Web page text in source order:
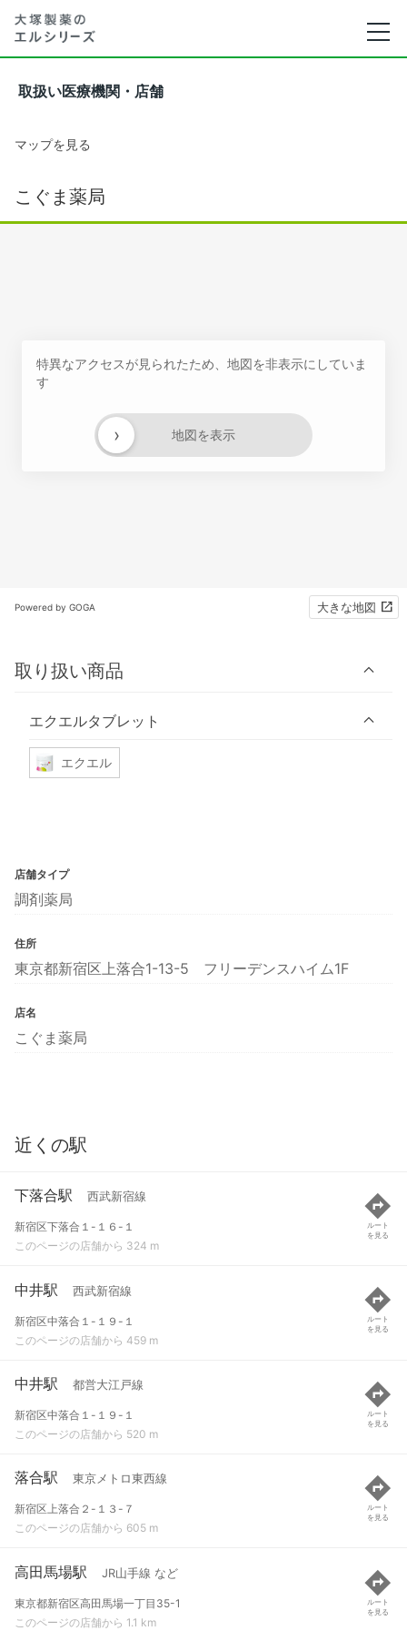
取扱い医療機関・店舗
マップを見る
こぐま薬局
特異なアクセスが見られたため、地図を非表示にしていま
す
地図を表示
›
Powered by GOGA 大きな地図
取り扱い商品
エクエルタブレット
エクエル
店舗タイプ
調剤薬局
住所
東京都新宿区上落合1-13-5 フリーデンスハイム1F
店名
こぐま薬局
近くの駅
下落合駅 西武新宿線
新宿区下落合１-１６-１
このページの店舗から 324 m
ルート
を見る
中井駅 西武新宿線
新宿区中落合１-１９-１
このページの店舗から 459 m
ルート
を見る
中井駅 都営大江戸線
新宿区中落合１-１９-１
このページの店舗から 520 m
ルート
を見る
落合駅 東京メトロ東西線
新宿区上落合２-１３-７
このページの店舗から 605 m
ルート
を見る
高田馬場駅 JR山手線 など
東京都新宿区高田馬場一丁目35-1
このページの店舗から 1.1 km
ルート
を見る